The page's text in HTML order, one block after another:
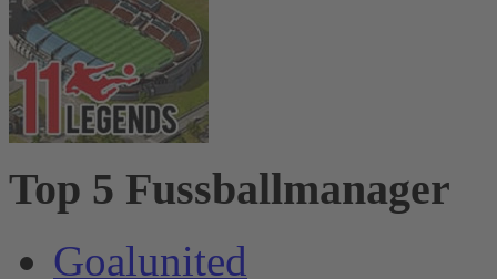
Top 5 Fussballmanager
Goalunited